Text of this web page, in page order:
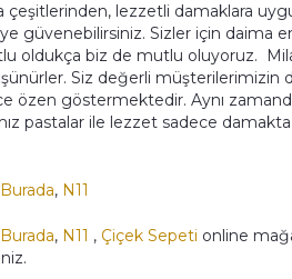
çeşitlerinden, lezzetli damaklara
güvenebilirsiniz. Sizler için daima
oldukça biz de mutlu oluyoruz.
Siz değerli müşterilerimizin
özen göstermektedir. Aynı
pastalar ile lezzet sadece
, N11
, N11 , Çiçek Sepeti online